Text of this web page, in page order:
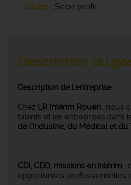
Salaire
Selon profil
Description du
Description de l'entreprise
Chez LR Intérim Rouen , nous
talents et les entreprises dans
de l'Industrie, du Médical et du
CDI, CDD, missions en intérim :
opportunités professionnelles